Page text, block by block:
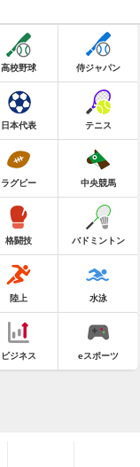
高校野球 侍ジャパン
日本代表 テニス
ラグビー 中央競馬
格闘技 バドミントン
陸上 水泳
ビジネス eスポーツ